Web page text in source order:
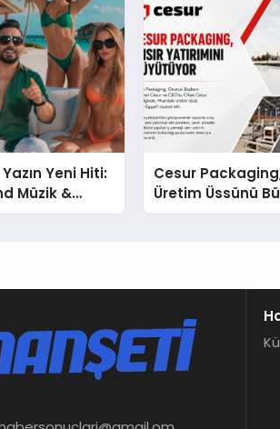
Yeni Hiti:
Müzik &
Yeni Şarkı
Cesur Packaging,
Üretim Üssünü